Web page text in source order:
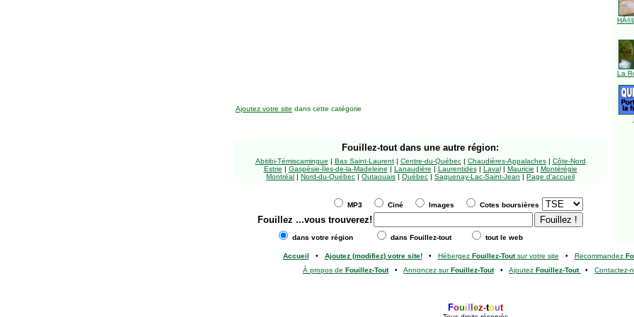
La
Ajoutez votre site dans cette catégorie
Fouillez-tout dans une autre région:
Abitibi-Témiscamingue | Bas Saint-Laurent| Centre-du-Québec| Chaudières-Appalaches| Côte-Nord
Estrie | Gaspésie-Îles-de-la-Madeleine | Lanaudière | Laurentides| Laval| Mauricie | Montérégie
Montréal | Nord-du-Québec | Outaouais | Québec | Saguenay-Lac-Saint-Jean | Page d'accueil
MP3 Ciné Images Cotes boursières
Fouillez ...vous trouverez!
dans votre région dans Fouillez-tout tout le web
Accueil • Ajoutez (modifiez) votre site!• Hébergez Fouillez-Toutsur votre site • Recommandez
À propos de Fouillez-Tout• Annoncez surFouillez-Tout• Ajoutez Fouillez-Tout • Contactez-
Foui ez-tout